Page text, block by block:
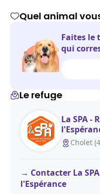
Quel animal
Faites le
qui
Le refuge
La SPA -
Cholet
Contacter La
l'Espérance